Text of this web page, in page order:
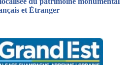
et Étranger